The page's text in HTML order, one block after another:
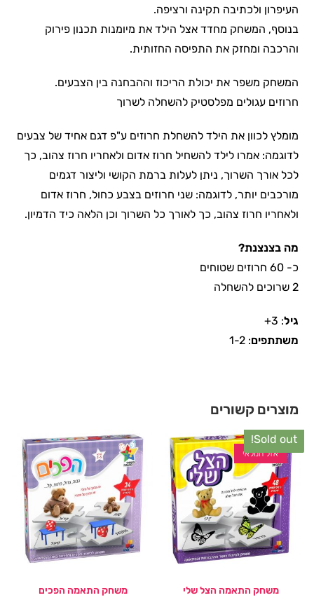
העיפרון ולכתיבה תקינה ורציפה.
בנוסף, המשחק מחדד אצל הילד את מיומנות תכנון פירוק
והרכבה ומחזק את התפיסה החזותית.
המשחק משפר את יכולת הריכוז וההבחנה בין הצבעים.
חרוזים עגולים מפלסטיק להשחלה לשרוך
מומלץ לכוון את הילד להשחלת חרוזים ע"פ דגם אחיד של צבעים
לדוגמה: אמרו לילד להשחיל חרוז אדום ולאחריו חרוז צהוב, כך
לכל אורך השרוך, ניתן לעלות ברמת הקושי וליצור דגמים
מורכבים יותר, לדוגמה: שני חרוזים בצבע כחול, חרוז אדום
ולאחריו חרוז צהוב, כך לאורך כל השרוך וכן הלאה כיד הדמיון.
מה בצנצנת?
כ- 60 חרוזים שטוחים
2 שרוכים להשחלה
גיל: 3+
משתתפים: 1-2
מוצרים קשורים
Sold out!
אזל המלאי
משחק התאמה הצל שלי משחק התאמה הפכים